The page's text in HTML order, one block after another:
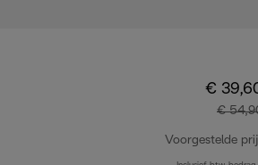
€
€
Voorgestelde